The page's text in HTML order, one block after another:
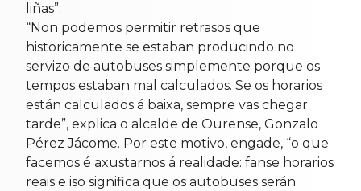
liñas”.
“Non podemos permitir retrasos que
historicamente se estaban producindo no
servizo de autobuses simplemente porque os
tempos estaban mal calculados. Se os horarios
están calculados á baixa, sempre vas chegar
tarde”, explica o alcalde de Ourense, Gonzalo
Pérez Jácome. Por este motivo, engade, “o que
facemos é axustarnos á realidade: fanse horarios
reais e iso significa que os autobuses serán